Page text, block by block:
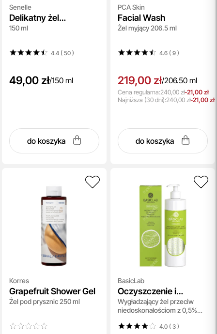
Senelle
Delikatny żel
saponinowy do mycia
150 ml
4.4 ( 50)
49,00 zł/150 ml
do koszyka
PCA Skin
Facial Wash
Żel myjący 206.5 ml
4.6 ( 9)
219,00 zł/206.50 ml
Cena regularna:240,00 zł-21,00 zł
Najniższa (30 dni):240,00 zł-21,00 zł
do koszyka
Korres
Grapefruit Shower Gel
Żel pod prysznic 250 ml
BasicLab
Oczyszczenie i
Redukcja
Wygładzający żel przeciw
niedoskonałościom z 0,5%
4.0 ( 3)